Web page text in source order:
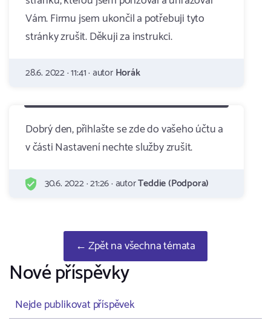
Vám. Firmu jsem ukončil a potřebuji tyto
stránky zrušit. Děkuji za instrukci.
28.6. 2022 · 11:41 · autorHorák
Dobrý den, přihlašte se zde do vašeho účtu a
v části Nastavení nechte služby zrušit.
30.6. 2022 · 21:26 · autorTeddie (Podpora)
← Zpět na všechna témata
Nové příspěvky
Nejde publikovat příspěvek